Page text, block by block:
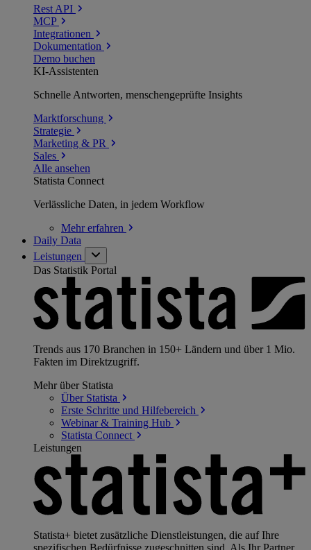
Rest API
MCP
Integrationen
Dokumentation
Demo buchen
KI-Assistenten
Schnelle Antworten, menschengeprüfte Insights
Marktforschung
Strategie
Marketing & PR
Sales
Alle ansehen
Statista Connect
Verlässliche Daten, in jedem Workflow
Mehrerfahren
Daily Data
Leistungen
Das Statistik Portal
Trends aus 170 Branchen in 150+ Ländern und über 1 Mio.
Fakten im Direktzugriff.
Mehr über Statista
Über Statista
Erste Schritte und Hilfebereich
Webinar & Training Hub
Statista Connect
Leistungen
Statista+ bietet zusätzliche Dienstleistungen, die auf Ihre
spezifischen Bedürfnisse zugeschnitten sind. Als Ihr Partner